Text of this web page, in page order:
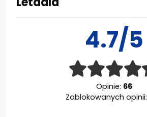
4.7/5
Opinie: 66
Zablokowanych opinii: